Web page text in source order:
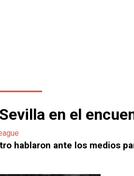
en el
hablaron ante los medios